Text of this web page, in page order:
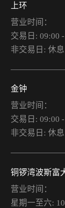
上环
营业时间：
交易日: 09:00
非交易日: 休息
金钟
营业时间：
交易日: 09:00
非交易日: 休息
铜锣湾波斯富
营业时间：
星期一至六: